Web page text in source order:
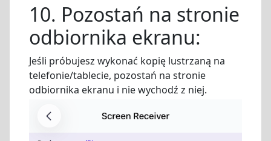
10. Pozostań na stronie
odbiornika ekranu:
Jeśli próbujesz wykonać kopię lustrzaną na
telefonie/tablecie, pozostań na stronie
odbiornika ekranu i nie wychodź z niej.